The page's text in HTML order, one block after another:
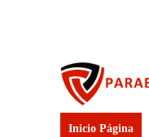
Inicio Página